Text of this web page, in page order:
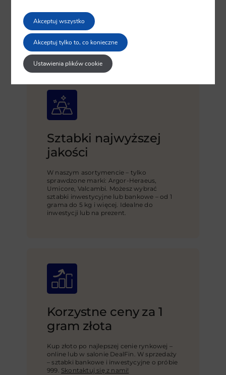
bezpiecznie. Chcesz omówić warunki?
Skontaktuj się z nami!
Sztabki najwyższej
jakości
W naszym asortymencie – tylko
sprawdzone marki: Argor-Heraeus,
Umicore, Valcambi. Możesz wybrać
sztabki inwestycyjne lub bankowe – od 1
grama do 5 kg i więcej. Idealne do
inwestycji lub na prezent.
Korzystne ceny za 1
gram złota
Kup złoto po najlepszej cenie rynkowej –
online lub w salonie DealFin. W sprzedaży
– sztabki bankowe i inwestycyjne o próbie
999. Skontaktuj się z nami!
Akceptuj wszystko
Akceptuj tylko to, co konieczne
Ustawienia plików cookie